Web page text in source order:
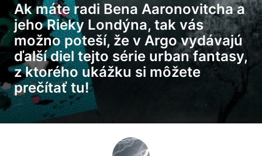
Ak máte radi Bena Aaronovitcha a
jeho Rieky Londýna, tak vás
možno poteší, že v Argo vydávajú
ďalší diel tejto série urban fantasy,
z ktorého ukážku si môžete
prečítať tu!